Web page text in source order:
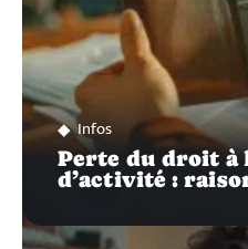
Infos
Perte du droit à
d’activité :